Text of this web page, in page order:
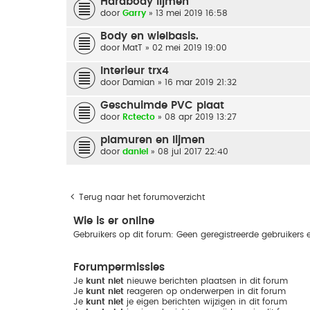
door Garry » 13 mei 2019 16:58
Body en wielbasis.
door MatT » 02 mei 2019 19:00
Interieur trx4
door Damian » 16 mar 2019 21:32
Geschuimde PVC plaat
door Rctecto » 08 apr 2019 13:27
plamuren en lijmen
door daniel » 08 jul 2017 22:40
Terug naar het forumoverzicht
Wie is er online
Gebruikers op dit forum: Geen geregistreerde gebruikers
Forumpermissies
Je kunt niet nieuwe berichten plaatsen in dit forum
Je kunt niet reageren op onderwerpen in dit forum
Je kunt niet je eigen berichten wijzigen in dit forum